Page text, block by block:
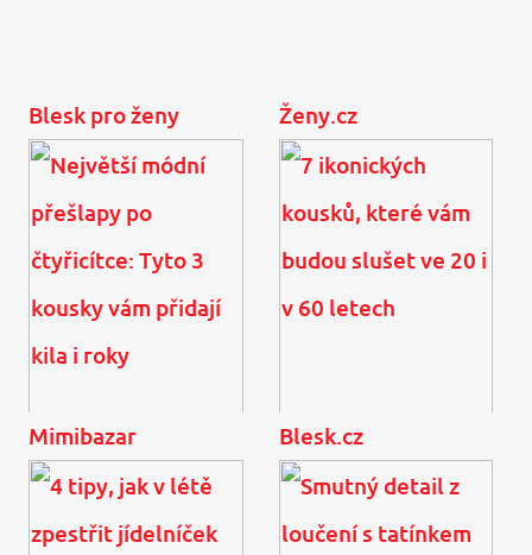
Blesk pro ženy
Největší módní přešlapy
po čtyřicítce: Tyto 3
kousky vám přidají kila i
roky
Ženy.cz
7 ikonických kousků,
které vám budou slušet
ve 20 i v 60 letech
Mimibazar Blesk.cz